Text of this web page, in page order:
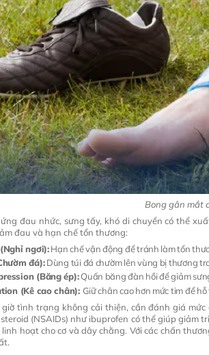
Bong gân mắt
đau nhức, sưng tấy, khó di chuyển có thể
đau và hạn chế tổn thương:
ngơi):Hạn chế vận động để tránh làm tổn
đá):Dùng túi đá chườm lên vùng bị thương
(Băng ép):Quấn băng đàn hồi để giảm
(Kê cao chân): Giữ chân cao hơn mức tim để
giờ tình trạng không cải thiện, cần đánh giá
(NSAIDs) như ibuprofen có thể giúp giảm
hoạt cho cơ và dây chằng. Với các chấn